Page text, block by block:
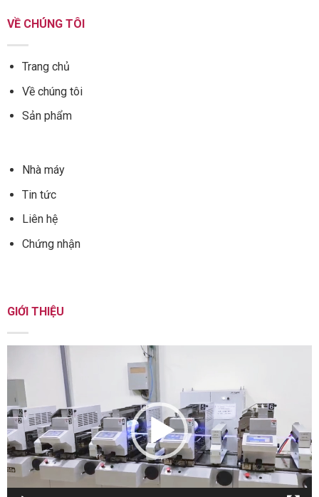
VỀ CHÚNG TÔI
Trang chủ
Về chúng tôi
Sản phẩm
Nhà máy
Tin tức
Liên hệ
Chứng nhận
GIỚI THIỆU
Video